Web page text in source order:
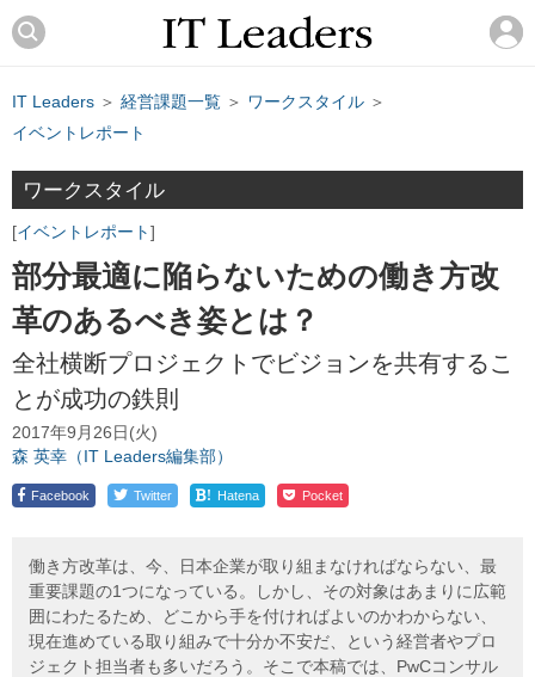
IT Leaders ＞ 経営課題一覧 ＞ ワークスタイル ＞
イベントレポート
ワークスタイル
イベントレポート
部分最適に陥らないための働き方改
革のあるべき姿とは？
全社横断プロジェクトでビジョンを共有するこ
とが成功の鉄則
2017年9月26日(火)
森 英幸（IT Leaders編集部）
Facebook Twitter ! Hatena Pocket
働き方改革は、今、日本企業が取り組まなければならない、最
重要課題の1つになっている。しかし、その対象はあまりに広範
囲にわたるため、どこから手を付ければよいのかわからない、
現在進めている取り組みで十分か不安だ、という経営者やプロ
ジェクト担当者も多いだろう。そこで本稿では、PwCコンサル